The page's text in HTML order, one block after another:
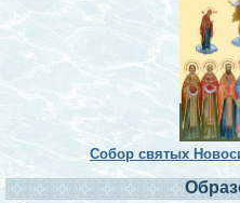
Собор святых